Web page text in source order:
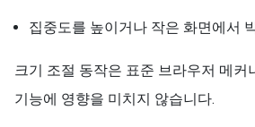
집중도를 높이거나 작은 화면에서
크기 조절 동작은 표준 브라우저 메커
기능에 영향을 미치지 않습니다.